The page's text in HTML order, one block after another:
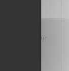
fidélité et pour
vous ayez
Votre